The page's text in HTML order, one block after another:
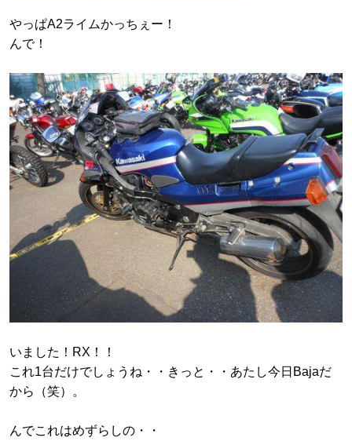
やっぱA2ライムかっちぇー！
んで！
いました！RX！！
これ1台だけでしょうね・・きっと・・あたし今日Bajaだ
から（笑）。
んでこれはめずらしの・・